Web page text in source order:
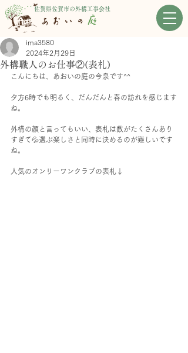
佐賀県佐賀市の外構工事会社
外構職人のお仕事②(表札)
ima3580
2024年2月29日
こんにちは、あおいの庭の今泉です^^
夕方6時でも明るく、だんだんと春の訪れを感じます
ね。
外構の顔と言ってもいい、表札は数がたくさんあり
すぎて💦選ぶ楽しさと同時に決めるのが難しいです
ね。
人気のオンリーワンクラブの表札↓